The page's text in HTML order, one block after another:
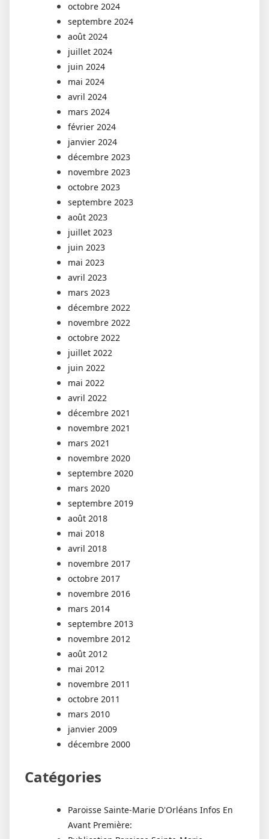
octobre 2024
septembre 2024
août 2024
juillet 2024
juin 2024
mai 2024
avril 2024
mars 2024
février 2024
janvier 2024
décembre 2023
novembre 2023
octobre 2023
septembre 2023
août 2023
juillet 2023
juin 2023
mai 2023
avril 2023
mars 2023
décembre 2022
novembre 2022
octobre 2022
juillet 2022
juin 2022
mai 2022
avril 2022
décembre 2021
novembre 2021
mars 2021
novembre 2020
septembre 2020
mars 2020
septembre 2019
août 2018
mai 2018
avril 2018
novembre 2017
octobre 2017
novembre 2016
mars 2014
septembre 2013
novembre 2012
août 2012
mai 2012
novembre 2011
octobre 2011
mars 2010
janvier 2009
décembre 2000
Catégories
Paroisse Sainte-Marie D'Orléans Infos En
Avant Première: